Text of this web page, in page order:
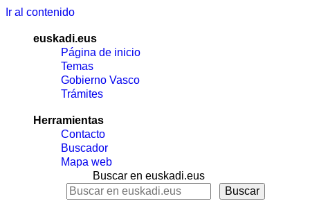
Ir al contenido
euskadi.eus
Página de inicio
Temas
Gobierno Vasco
Trámites
Herramientas
Contacto
Buscador
Mapa web
Buscar en euskadi.eus